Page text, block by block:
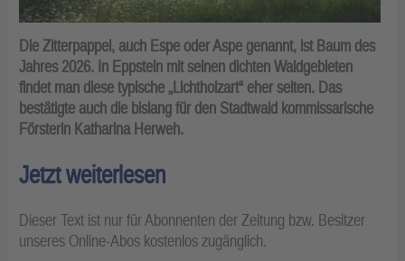
Die Zitterpappel, auch Espe oder Aspe genannt, ist Baum des
Jahres 2026. In Eppstein mit seinen dichten Waldgebieten
findet man diese typische „Lichtholzart“ eher selten. Das
bestätigte auch die bislang für den Stadtwald kommissarische
Försterin Katharina Herweh.
Jetzt weiterlesen
Dieser Text ist nur für Abonnenten der Zeitung bzw. Besitzer
unseres Online-Abos kostenlos zugänglich.